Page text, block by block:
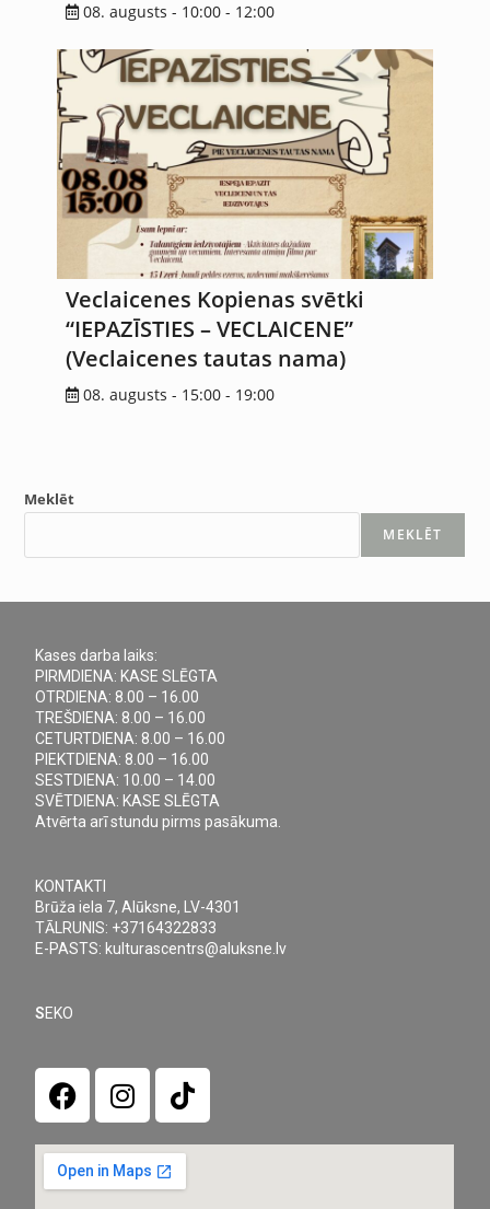
08. augusts - 10:00 - 12:00
Veclaicenes Kopienas svētki
“IEPAZĪSTIES – VECLAICENE”
(Veclaicenes tautas nama)
08. augusts - 15:00 - 19:00
Meklēt
MEKLĒT
Kases darba laiks:
PIRMDIENA: KASE SLĒGTA
OTRDIENA: 8.00 – 16.00
TREŠDIENA: 8.00 – 16.00
CETURTDIENA: 8.00 – 16.00
PIEKTDIENA: 8.00 – 16.00
SESTDIENA: 10.00 – 14.00
SVĒTDIENA: KASE SLĒGTA
Atvērta arī stundu pirms pasākuma.
KONTAKTI
Brūža iela 7, Alūksne, LV-4301
TĀLRUNIS: +37164322833
E-PASTS: kulturascentrs@aluksne.lv
SEKO